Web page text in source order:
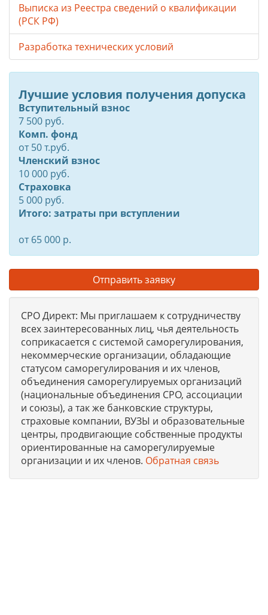
Выписка из Реестра сведений о квалификации
(РСК РФ)
Разработка технических условий
Лучшие условия получения допуска
Вступительный взнос
7 500 руб.
Комп. фонд
от50т.руб.
Членский взнос
10 000 руб.
Страховка
5 000 руб.
Итого: затраты при вступлении
от 65 000 р.
Отправить заявку
СРО Директ: Мы приглашаем к сотрудничеству
всех заинтересованных лиц, чья деятельность
соприкасается с системой саморегулирования,
некоммерческие организации, обладающие
статусом саморегулирования и их членов,
объединения саморегулируемых организаций
(национальные объединения СРО, ассоциации
и союзы), а так же банковские структуры,
страховые компании, ВУЗЫ и образовательные
центры, продвигающие собственные продукты
ориентированные на саморегулируемые
организации и их членов. Обратная связь